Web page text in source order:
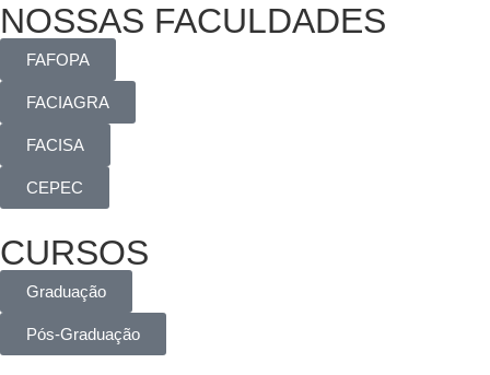
NOSSAS FACULDADES
FAFOPA
FACIAGRA
FACISA
CEPEC
CURSOS
Graduação
Pós-Graduação